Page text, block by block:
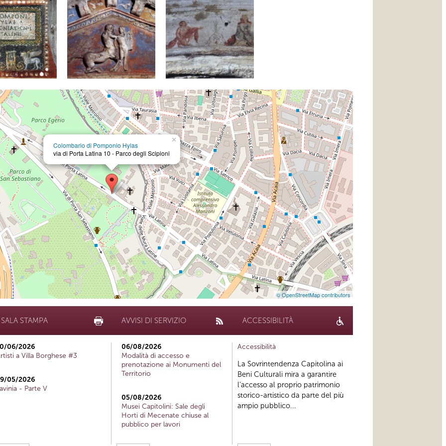
×
Colombario di Pomponio Hylas
via di Porta Latina 10 - Parco degli Scipioni
© OpenStreetMap contributors
SALA STAMPA
06/2026
a Villa Borghese #3
05/2026
- Parte V
AVVISI DI SERVIZIO
06/08/2026
Modalità di accesso e
prenotazione ai Monumenti del
Territorio
05/08/2026
Musei Capitolini: Sale degli
Horti di Mecenate chiuse al
pubblico per lavori
ACCESSIBILITÀ
Accessibilità
La Sovrintendenza Capitolina ai
Beni Culturali mira a garantire
l’accesso al proprio patrimonio
storico-artistico da parte del più
ampio pubblico...